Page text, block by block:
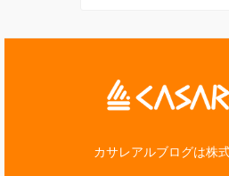
カサレアルブログは株